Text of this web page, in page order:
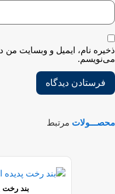
نام، ایمیل و وبسایت من
مرتبط
بند رخت